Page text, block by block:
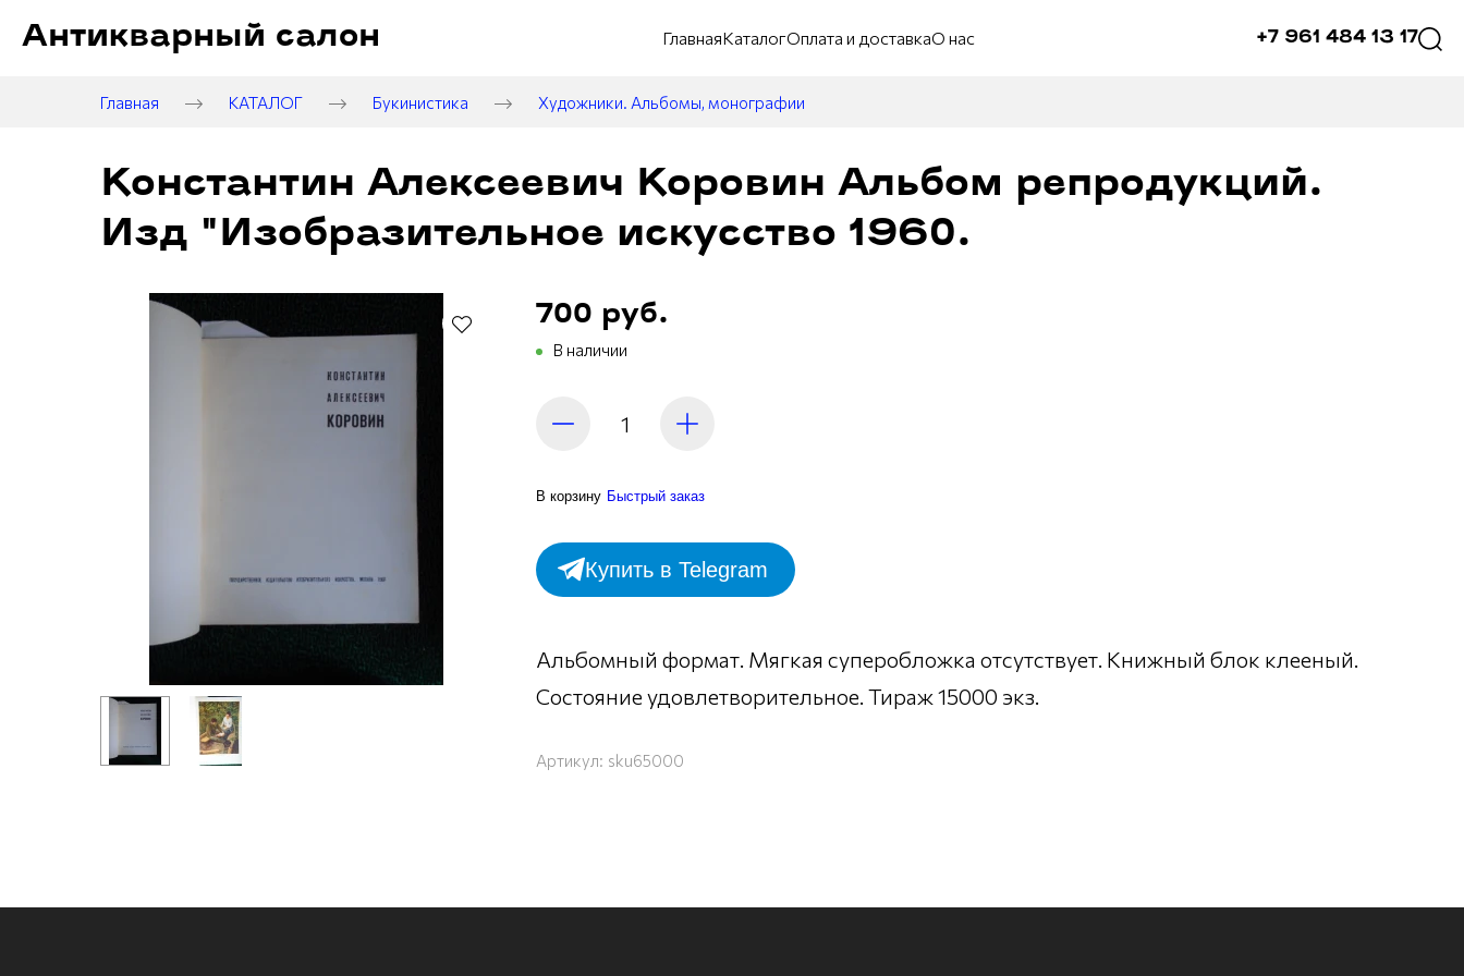
Антикварный салон ГлавнаяКаталогОплата и доставкаО нас +7 961 484 13 17
Главная КАТАЛОГ Букинистика Художники. Альбомы, монографии
Константин Алексеевич Коровин Альбом репродукций.
Изд "Изобразительное искусство 1960.
700 руб.
В наличии
В корзину Быстрый заказ
Купить в Telegram
Альбомный формат. Мягкая суперобложка отсутствует. Книжный блок клееный.
Состояние удовлетворительное. Тираж 15000 экз.
Артикул: sku65000